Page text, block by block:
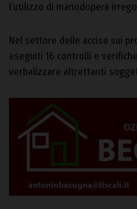
l’utilizzo di manodopera
Nel settore delle accise sui
eseguiti 16 controlli e
verbalizzare altrettanti